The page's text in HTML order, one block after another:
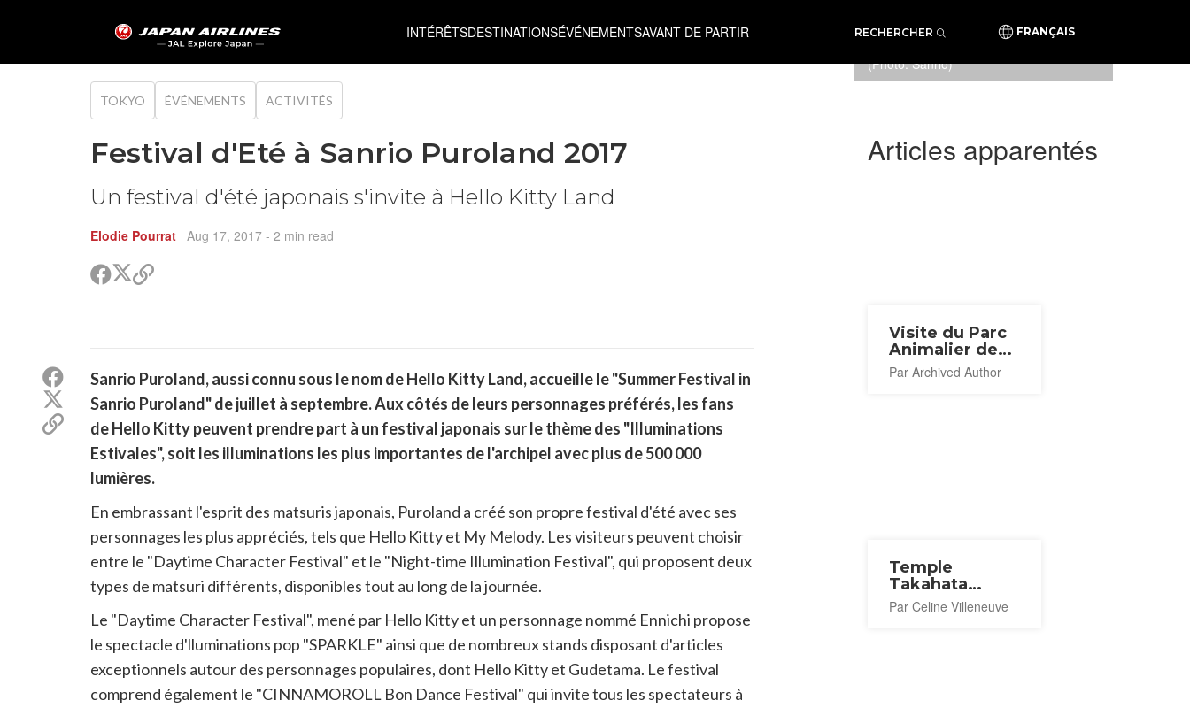
INTÉRÊTSDESTINATIONSÉVÉNEMENTSAVANT DE PARTIR RECHERCHER FRANÇAIS
Festival d'Eté à Sanrio Puroland
(Photo: Sanrio)
TOKYO ÉVÉNEMENTS ACTIVITÉS
Festival d'Eté à Sanrio Puroland 2017
Un festival d'été japonais s'invite à Hello Kitty Land
Elodie Pourrat Aug 17, 2017 - 2 min read
PartagerPartager
sur
Copier
Partager
Facebook
Partager
sur
Twitter
Copier
Sanrio Puroland, aussi connu sous le nom de Hello Kitty Land, accueille le "Summer Festival in
Sanrio Puroland" de juillet à septembre. Aux côtés de leurs personnages préférés, les fans
de Hello Kitty peuvent prendre part à un festival japonais sur le thème des "Illuminations
Estivales", soit les illuminations les plus importantes de l'archipel avec plus de 500 000
lumières.
En embrassant l'esprit des matsuris japonais, Puroland a créé son propre festival d'été avec ses
personnages les plus appréciés, tels que Hello Kitty et My Melody. Les visiteurs peuvent choisir
entre le "Daytime Character Festival" et le "Night-time Illumination Festival", qui proposent deux
types de matsuri différents, disponibles tout au long de la journée.
Le "Daytime Character Festival", mené par Hello Kitty et un personnage nommé Ennichi propose
le spectacle d'lluminations pop "SPARKLE" ainsi que de nombreux stands disposant d'articles
exceptionnels autour des personnages populaires, dont Hello Kitty et Gudetama. Le festival
comprend également le "CINNAMOROLL Bon Dance Festival" qui invite tous les spectateurs à
Articles apparentés
Visite du Parc
Animalier de
Tama
Par Archived Author
Temple
Takahata
Fudoson
Kongo-ji
Par Celine Villeneuve